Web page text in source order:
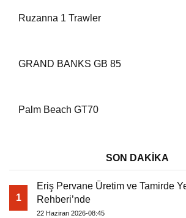
Ruzanna 1 Trawler
GRAND BANKS GB 85
Palm Beach GT70
SON DAKİKA
1
Eriş Pervane Üretim ve Tamirde
Rehberi’nde
22 Haziran 2026-08:45